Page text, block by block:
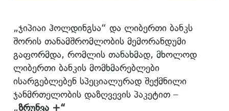
„ჯიპიაი ჰოლდინგსა“ და ლიბერთი ბანკს
შორის თანამშრომლობის მემორანდუმი
გაფორმდა, რომლის თანახმად, მხოლოდ
ლიბერთი ბანკის მომხმარებლები
ისარგებლებენ სპეციალურად შექმნილი
ჯანმრთელობის დაზღვევის პაკეტით –
„ზრუნვა +“